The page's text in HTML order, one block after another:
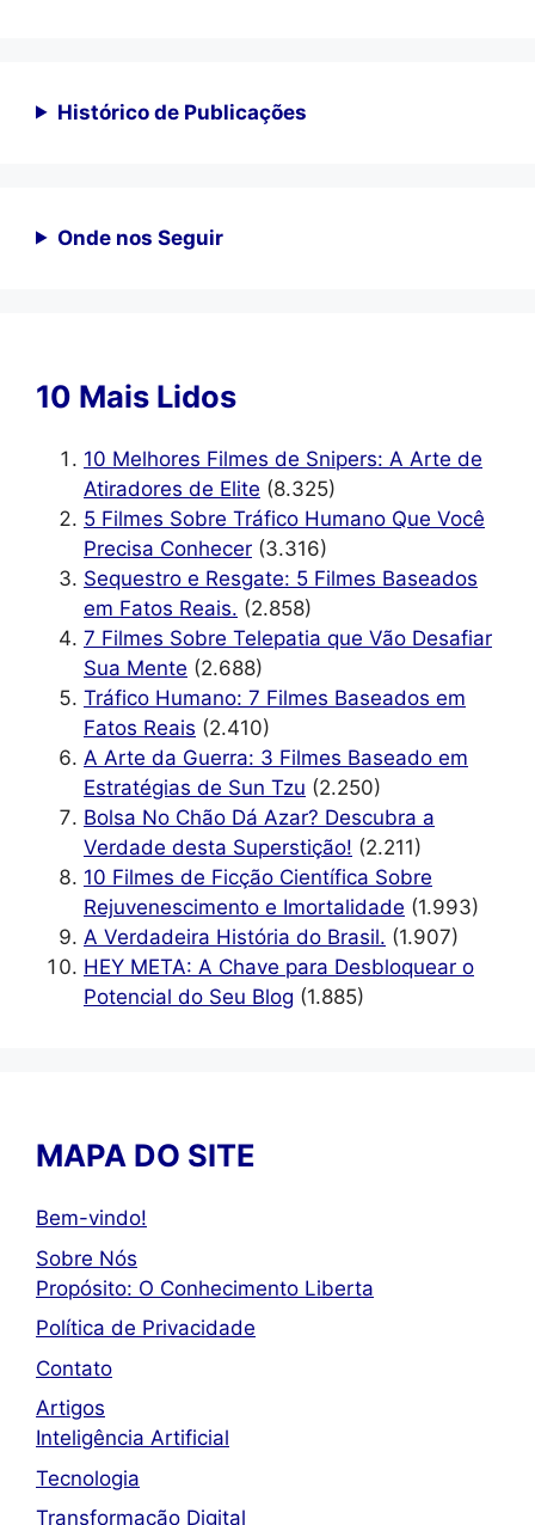
Histórico de Publicações
Onde nos Seguir
10 Mais Lidos
10 Melhores Filmes de Snipers: A Arte de
Atiradores de Elite (8.325)
5 Filmes Sobre Tráfico Humano Que Você
Precisa Conhecer (3.316)
Sequestro e Resgate: 5 Filmes Baseados
em Fatos Reais. (2.858)
7 Filmes Sobre Telepatia que Vão Desafiar
Sua Mente (2.688)
Tráfico Humano: 7 Filmes Baseados em
Fatos Reais (2.410)
A Arte da Guerra: 3 Filmes Baseado em
Estratégias de Sun Tzu (2.250)
Bolsa No Chão Dá Azar? Descubra a
Verdade desta Superstição! (2.211)
10 Filmes de Ficção Científica Sobre
Rejuvenescimento e Imortalidade (1.993)
A Verdadeira História do Brasil. (1.907)
HEY META: A Chave para Desbloquear o
Potencial do Seu Blog (1.885)
MAPA DO SITE
Bem-vindo!
Sobre Nós
Propósito: O Conhecimento Liberta
Política de Privacidade
Contato
Artigos
Inteligência Artificial
Tecnologia
Transformação Digital